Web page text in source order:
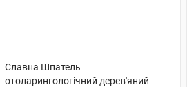
Славна Шпатель
отоларингологічний дерев'яний